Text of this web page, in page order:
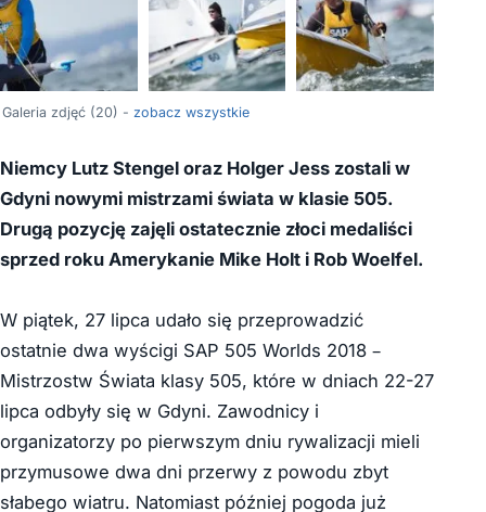
Galeria zdjęć (20) - zobacz wszystkie
Niemcy Lutz Stengel oraz Holger Jess zostali w
Gdyni nowymi mistrzami świata w klasie 505.
Drugą pozycję zajęli ostatecznie złoci medaliści
sprzed roku Amerykanie Mike Holt i Rob Woelfel.
W piątek, 27 lipca udało się przeprowadzić
ostatnie dwa wyścigi SAP 505 Worlds 2018 –
Mistrzostw Świata klasy 505, które w dniach 22-27
lipca odbyły się w Gdyni. Zawodnicy i
organizatorzy po pierwszym dniu rywalizacji mieli
przymusowe dwa dni przerwy z powodu zbyt
słabego wiatru. Natomiast później pogoda już